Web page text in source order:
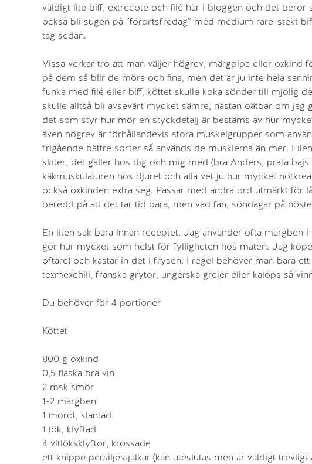
väldigt lite biff, extrecote och filé här i bloggen och det beror
också bli sugen på ”förortsfredag” med medium rare-stekt
tag sedan.
Vissa verkar tro att man väljer högrev, märgpipa eller
på dem så blir de möra och fina, men det är ju inte hela
funka med filé eller biff, köttet skulle koka sönder till mjölig
skulle alltså bli avsevärt mycket sämre, nästan oätbar om
det som styr hur mör en styckdetalj är bestäms av hur
även högrev är förhållandevis stora muskelgrupper som
frigående bättre sorter så används de musklerna än mer.
skiter, det gäller hos dig och mig med (bra Anders, prata
käkmuskulaturen hos djuret och alla vet ju hur mycket
också oxkinden extra seg. Passar med andra ord utmärkt för
beredd på att det tar tid bara, men vad fan, söndagar på
En liten sak bara innan receptet. Jag använder ofta märgben
gör hur mycket som helst för fylligheten hos maten. Jag
oftare) och kastar in det i frysen. I regel behöver man bara
texmexchili, franska grytor, ungerska grejer eller kalops så
Du behöver för 4 portioner
Köttet
800 g oxkind
0,5 flaska bra vin
2 msk smör
1-2 märgben
1 morot, slantad
1 lök, klyftad
4 vitlöksklyftor, krossade
ett knippe persiljestjälkar (kan uteslutas men är väldigt trevligt